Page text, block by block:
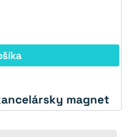
magnet